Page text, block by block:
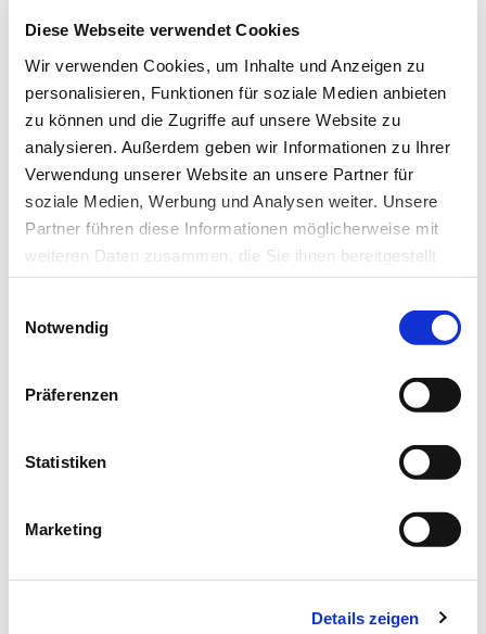
Diese Webseite verwendet Cookies
Wir verwenden Cookies, um Inhalte und Anzeigen zu
personalisieren, Funktionen für soziale Medien anbieten
zu können und die Zugriffe auf unsere Website zu
analysieren. Außerdem geben wir Informationen zu Ihrer
Verwendung unserer Website an unsere Partner für
soziale Medien, Werbung und Analysen weiter. Unsere
Partner führen diese Informationen möglicherweise mit
weiteren Daten zusammen, die Sie ihnen bereitgestellt
haben oder die sie im Rahmen Ihrer Nutzung der Dienste
Notwendig
Präferenzen
Statistiken
Marketing
Details zeigen
E-Mail-Adresse
Ich habe die Hinweise zumDatenschutzgelesen.*
Newsletter abonnieren
Das könnte Sie auch interessieren: